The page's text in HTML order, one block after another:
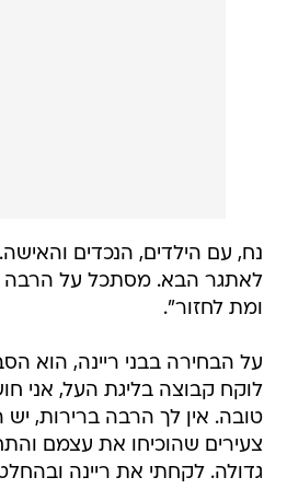
נח, עם הילדים, הנכדים
לאתגר הבא. מסתכל על הרבה
ומת לחזור".
על הבחירה בבני ריינה, הוא
לוקח קבוצה בליגת העל, אני
טובה. אין לך הרבה ברירות,
צעירים שהוכיחו את עצמם
גדולה. לקחתי את ריינה